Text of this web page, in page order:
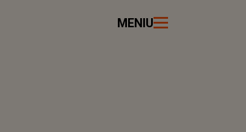
MENIU